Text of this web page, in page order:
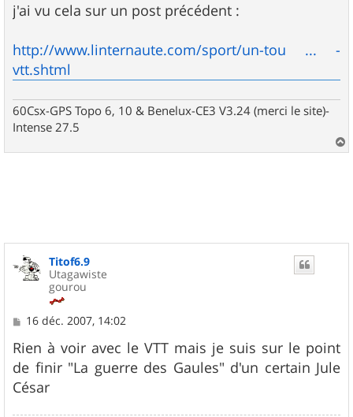
s
s
g
e
j'ai vu cela sur un post précédent :
http://www.linternaute.com/sport/un-tou ... -
vtt.shtml
60Csx-GPS Topo 6, 10 & Benelux-CE3 V3.24 (merci le site)-
Intense 27.5
a
Titof6.9
Utagawiste
gourou
M
s
s
a
g
e
16 déc. 2007, 14:02
Rien à voir avec le VTT mais je suis sur le point
de finir "La guerre des Gaules" d'un certain Jule
César